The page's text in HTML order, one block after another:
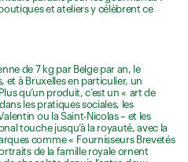
et ateliers y célèbrent ce
de 7 kg par Belge par an, le
et à Bruxelles en particulier, un
qu’un produit, c’est un « art de
les pratiques sociales, les
ou la Saint-Nicolas – et les
touche jusqu’à la royauté, avec la
comme « Fournisseurs Brevetés
de la famille royale ornent